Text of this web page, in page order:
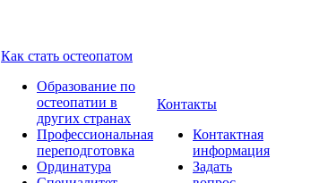
Как стать остеопатом
Образование по
остеопатии в
других странах
Профессиональная
переподготовка
Ординатура
Контакты
Контактная
информация
Задать